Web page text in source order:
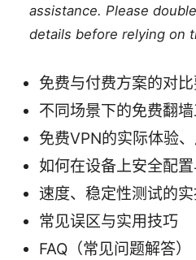
assistance. Please
details before relying on
免费与付费方案的对
不同场景下的免费翻
免费VPN的实际体验
如何在设备上安全配
速度、稳定性测试的
常见误区与实用技巧
FAQ（常见问题解答）